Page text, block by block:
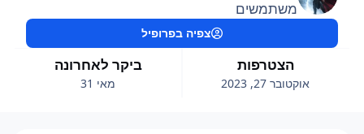
משתמשים
הצטרפות
אוקטובר 27, 2023
ביקר לאחרונה
מאי 31
צפיה בפרופיל